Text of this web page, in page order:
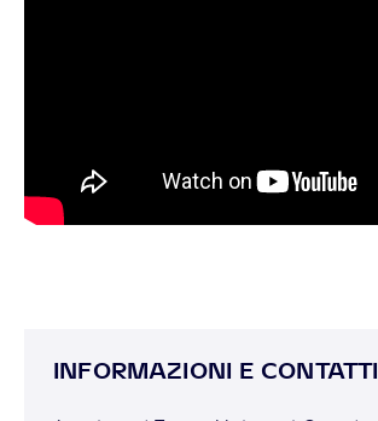
INFORMAZIONI E CONTATTI